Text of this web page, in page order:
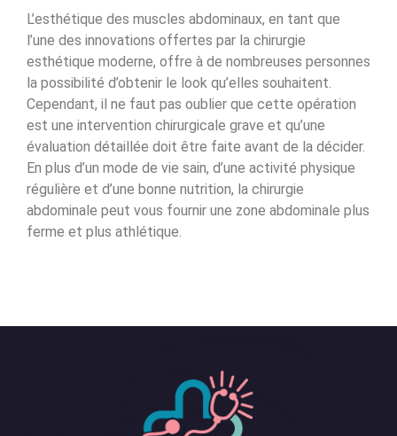
L’esthétique des muscles abdominaux, en tant que
l’une des innovations offertes par la chirurgie
esthétique moderne, offre à de nombreuses personnes
la possibilité d’obtenir le look qu’elles souhaitent.
Cependant, il ne faut pas oublier que cette opération
est une intervention chirurgicale grave et qu’une
évaluation détaillée doit être faite avant de la décider.
En plus d’un mode de vie sain, d’une activité physique
régulière et d’une bonne nutrition, la chirurgie
abdominale peut vous fournir une zone abdominale plus
ferme et plus athlétique.